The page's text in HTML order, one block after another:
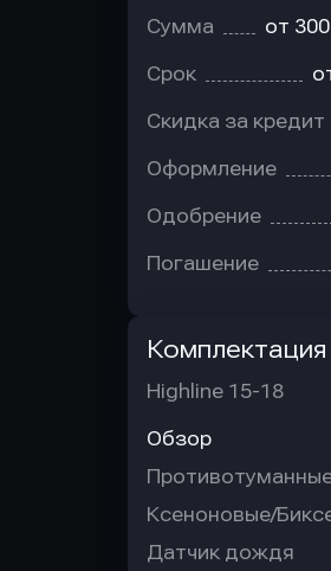
Сумма от
Срок
Скидка за кредит
Оформление
Одобрение
Погашение
Комплектация
Highline 15-18
Обзор
Ксеноновые/
Датчик дождя